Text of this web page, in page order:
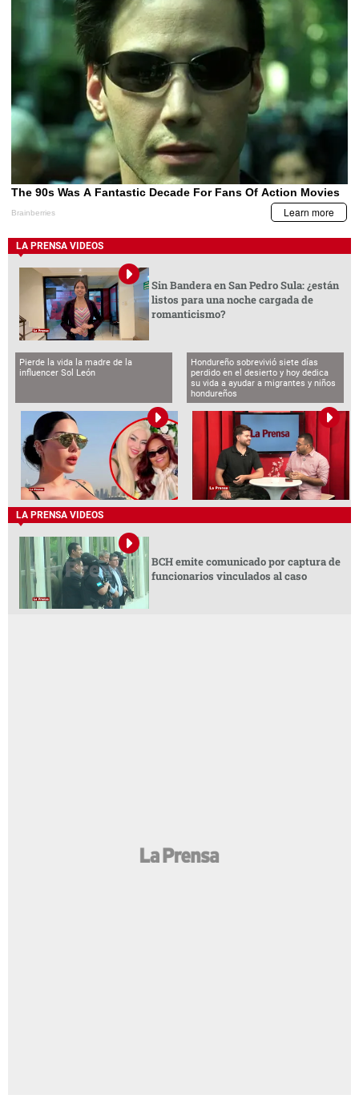
LA PRENSA VIDEOS
Sin Bandera en San Pedro Sula: ¿están
listos para una noche cargada de
romanticismo?
Pierde la vida la madre de la
influencer Sol León
Hondureño sobrevivió siete días
perdido en el desierto y hoy dedica
su vida a ayudar a migrantes y niños
hondureños
LA PRENSA VIDEOS
BCH emite comunicado por captura de
funcionarios vinculados al caso